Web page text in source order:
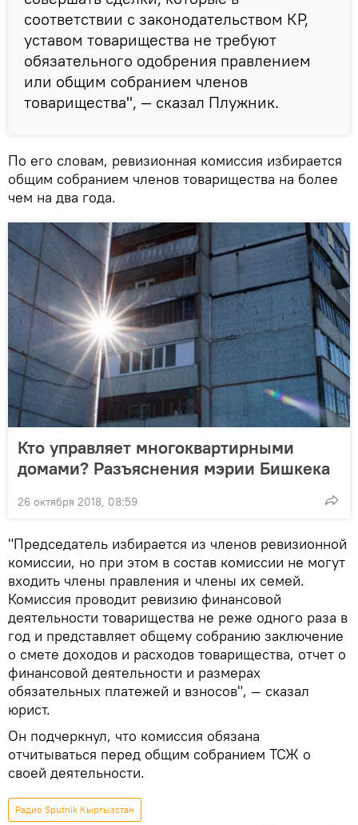
соответствии с законодательством КР,
уставом товарищества не требуют
обязательного одобрения правлением
или общим собранием членов
товарищества", — сказал Плужник.
По его словам, ревизионная комиссия избирается
общим собранием членов товарищества на более
чем на два года.
Кто управляет многоквартирными
домами? Разъяснения мэрии Бишкека
26 октября 2018, 08:59
"Председатель избирается из членов ревизионной
комиссии, но при этом в состав комиссии не могут
входить члены правления и члены их семей.
Комиссия проводит ревизию финансовой
деятельности товарищества не реже одного раза в
год и представляет общему собранию заключение
о смете доходов и расходов товарищества, отчет о
финансовой деятельности и размерах
обязательных платежей и взносов", — сказал
юрист.
Он подчеркнул, что комиссия обязана
отчитываться перед общим собранием ТСЖ о
своей деятельности.
Радио Sputnik Кыргызстан